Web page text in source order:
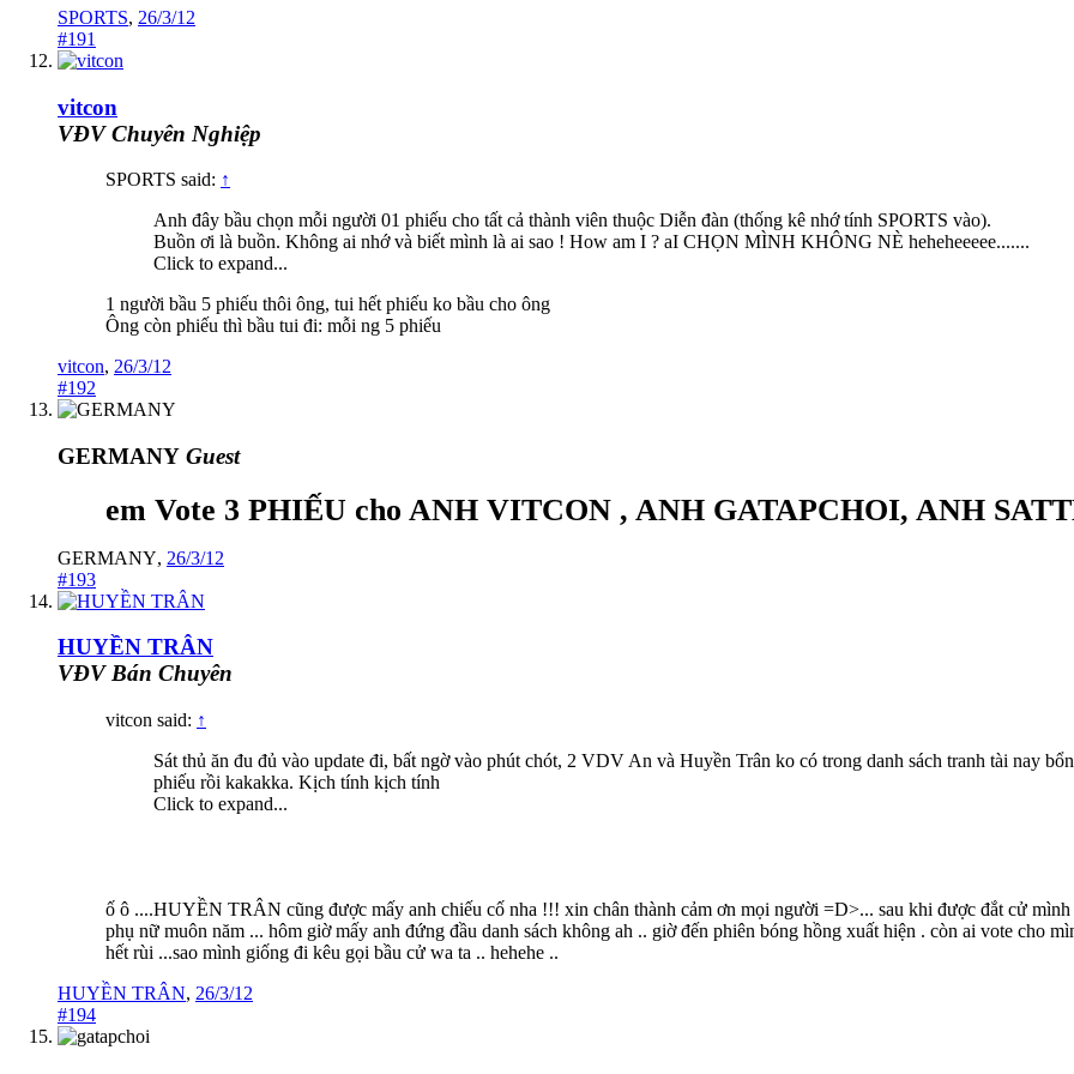
SPORTS, 26/3/12
#191
vitcon
VĐV Chuyên Nghiệp
SPORTS said: ↑
Anh đây bầu chọn mỗi người 01 phiếu cho tất cả thành viên thuộc Diễn đàn (thống kê nhớ tính SPORTS vào).
Buồn ơi là buồn. Không ai nhớ và biết mình là ai sao ! How am I ? aI CHỌN MÌNH KHÔNG NÈ heheheeeee.......
Click to expand...
1 người bầu 5 phiếu thôi ông, tui hết phiếu ko bầu cho ông
Ông còn phiếu thì bầu tui đi: mỗi ng 5 phiếu
vitcon, 26/3/12
#192
GERMANY Guest
em Vote 3 PHIẾU cho ANH VITCON , ANH GATAPCHOI, ANH
GERMANY, 26/3/12
#193
HUYỀN TRÂN
VĐV Bán Chuyên
vitcon said: ↑
Sát thủ ăn đu đủ vào update đi, bất ngờ vào phút chót, 2 VDV An và Huyền Trân ko có trong danh sách tranh tài nay
phiếu rồi kakakka. Kịch tính kịch tính
Click to expand...
ố ô ....HUYỀN TRÂN cũng được mấy anh chiếu cố nha !!! xin chân thành cảm ơn mọi người =D>... sau khi được đắt cử
phụ nữ muôn năm ... hôm giờ mấy anh đứng đầu danh sách không ah .. giờ đến phiên bóng hồng xuất hiện . còn ai vote cho
hết rùi ...sao mình giống đi kêu gọi bầu cử wa ta .. hehehe ..
HUYỀN TRÂN, 26/3/12
#194